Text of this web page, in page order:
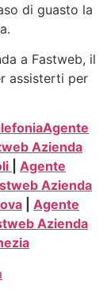
di guasto la
a Fastweb, il
assisterti per
Agente
Azienda
Agente
Azienda
Agente
Azienda